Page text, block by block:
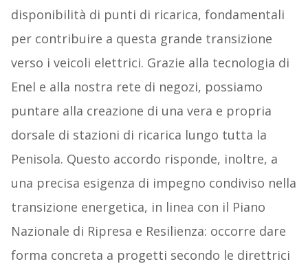
disponibilità di punti di ricarica, fondamentali
per contribuire a questa grande transizione
verso i veicoli elettrici. Grazie alla tecnologia di
Enel e alla nostra rete di negozi, possiamo
puntare alla creazione di una vera e propria
dorsale di stazioni di ricarica lungo tutta la
Penisola. Questo accordo risponde, inoltre, a
una precisa esigenza di impegno condiviso nella
transizione energetica, in linea con il Piano
Nazionale di Ripresa e Resilienza: occorre dare
forma concreta a progetti secondo le direttrici